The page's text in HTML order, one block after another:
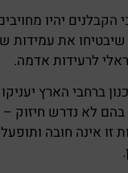
הקבלנים יהיו
את עמידות
לרעידות אדמה.
ברחבי הארץ
לא נדרש חיזוק –
זו אינה חובה